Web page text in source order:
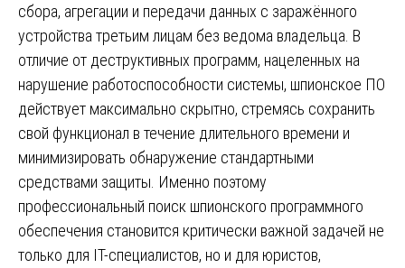
сбора, агрегации и передачи данных с заражённого
устройства третьим лицам без ведома владельца. В
отличие от деструктивных программ, нацеленных на
нарушение работоспособности системы, шпионское ПО
действует максимально скрытно, стремясь сохранить
свой функционал в течение длительного времени и
минимизировать обнаружение стандартными
средствами защиты. Именно поэтому
профессиональный поиск шпионского программного
обеспечения становится критически важной задачей не
только для IT-специалистов, но и для юристов,